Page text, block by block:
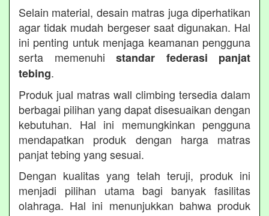
Selain material, desain matras juga diperhatikan
agar tidak mudah bergeser saat digunakan. Hal
ini penting untuk menjaga keamanan pengguna
serta memenuhi standar federasi panjat
tebing.
Produk jual matras wall climbing tersedia dalam
berbagai pilihan yang dapat disesuaikan dengan
kebutuhan. Hal ini memungkinkan pengguna
mendapatkan produk dengan harga matras
panjat tebing yang sesuai.
Dengan kualitas yang telah teruji, produk ini
menjadi pilihan utama bagi banyak fasilitas
olahraga. Hal ini menunjukkan bahwa produk